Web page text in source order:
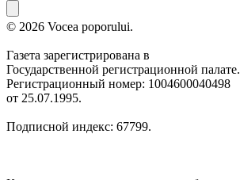
© 2026 Vocea poporului.
Газета зарегистрирована в
Государственной регистрационной палате.
Регистрационный номер: 1004600040498
от 25.07.1995.
Подписной индекс: 67799.